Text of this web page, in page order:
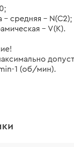
– средняя – N(C2);
– V(K).
1 (об/мин).